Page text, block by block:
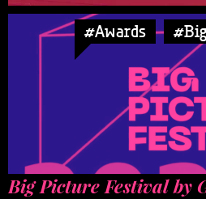
#Awards
Big Picture Festival by